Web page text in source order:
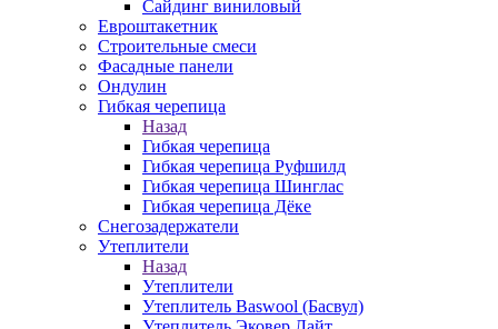
Сайдинг виниловый
Евроштакетник
Строительные смеси
Фасадные панели
Ондулин
Гибкая черепица
Назад
Гибкая черепица
Гибкая черепица Руфшилд
Гибкая черепица Шинглас
Гибкая черепица Дёке
Снегозадержатели
Утеплители
Назад
Утеплители
Утеплитель Baswool (Басвул)